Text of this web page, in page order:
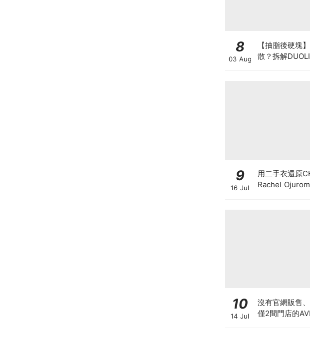
8
03 Aug
【抽脂後硬塊
散？拆解
9
16 Jul
用二手衣還原
Rachel
10
14 Jul
沒有官網販售
僅2間門店的